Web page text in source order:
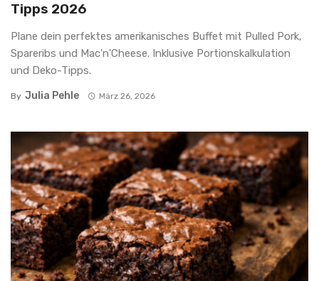
Tipps 2026
Plane dein perfektes amerikanisches Buffet mit Pulled Pork,
Spareribs und Mac'n'Cheese. Inklusive Portionskalkulation
und Deko-Tipps.
By Julia Pehle März 26, 2026